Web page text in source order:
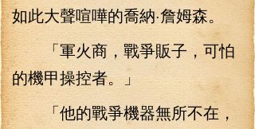
如此大聲喧嘩的喬納·詹姆森。
「軍火商，戰爭販子，可怕
的機甲操控者。」
「他的戰爭機器無所不在，